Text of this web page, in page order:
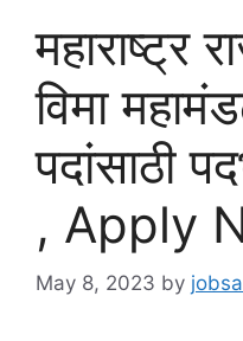
महाराष्ट्र
विमा
पदांसाठी
, Apply
May 8, 2023 by